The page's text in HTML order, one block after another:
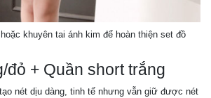
khuyên tai ánh kim để hoàn thiện set đồ
đỏ + Quần short trắng
nét dịu dàng, tinh tế nhưng vẫn giữ được nét